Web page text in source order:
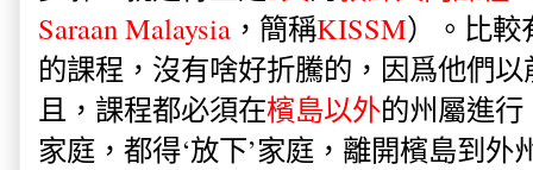
Saraan Malaysia ，簡稱KISSM）。比較
的課程，沒有啥好折騰的，因爲他們
且，課程都必須在檳島以外的州屬進
家庭，都得‘放下’家庭，離開檳島到外